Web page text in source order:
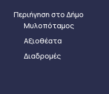
Περιήγηση στο Δήμο
Μυλοπόταμος
Αξιοθέατα
Διαδρομές